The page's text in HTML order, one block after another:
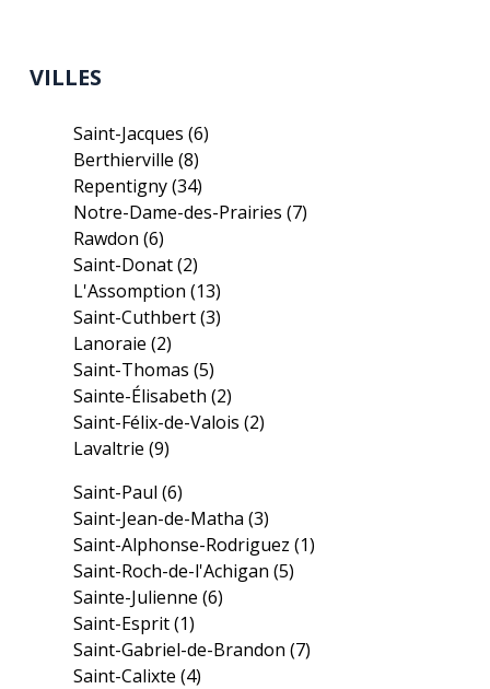
VILLES
Saint-Jacques(6)
Berthierville(8)
Repentigny(34)
Notre-Dame-des-Prairies(7)
Rawdon(6)
Saint-Donat(2)
L'Assomption(13)
Saint-Cuthbert(3)
Lanoraie(2)
Saint-Thomas(5)
Sainte-Élisabeth(2)
Saint-Félix-de-Valois(2)
Lavaltrie(9)
Saint-Paul(6)
Saint-Jean-de-Matha(3)
Saint-Alphonse-Rodriguez(1)
Saint-Roch-de-l'Achigan(5)
Sainte-Julienne(6)
Saint-Esprit(1)
Saint-Gabriel-de-Brandon(7)
Saint-Calixte(4)